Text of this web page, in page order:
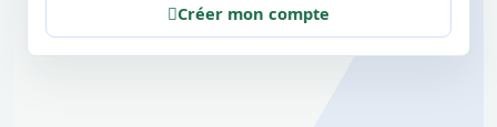
Créer mon compte